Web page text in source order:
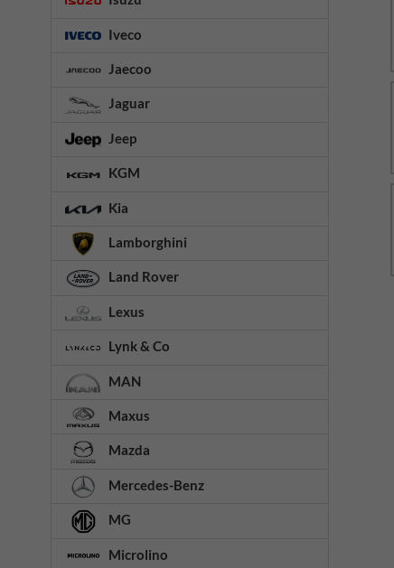
Iveco
Jaecoo
Jaguar
Jeep
KGM
Kia
Lamborghini
Land Rover
Lexus
Lynk & Co
MAN
Maxus
Mazda
Mercedes-Benz
MG
Microlino